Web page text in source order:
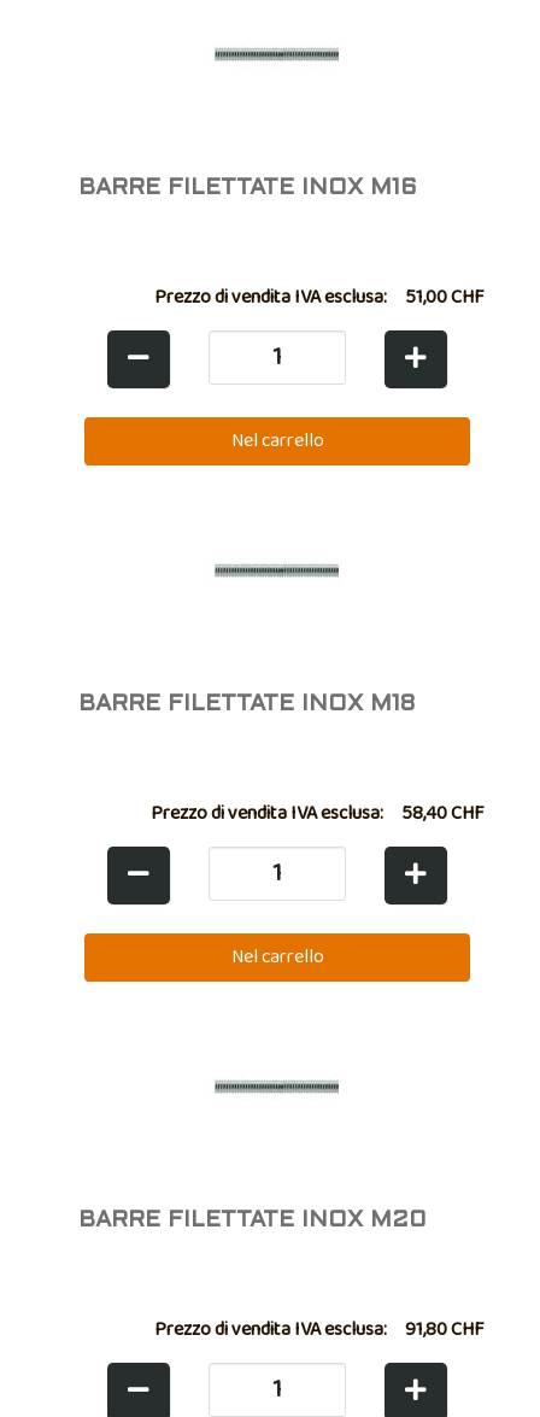
BARRE FILETTATE INOX M16
Prezzo di vendita IVA esclusa: 51,00 CHF
BARRE FILETTATE INOX M18
Prezzo di vendita IVA esclusa: 58,40 CHF
BARRE FILETTATE INOX M20
Prezzo di vendita IVA esclusa: 91,80 CHF